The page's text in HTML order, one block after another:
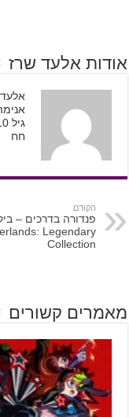
אודות אלעד שרז
חח
הקודם
פנדורה בדרכים –
Legendary
Collection
מאמרים קשורים